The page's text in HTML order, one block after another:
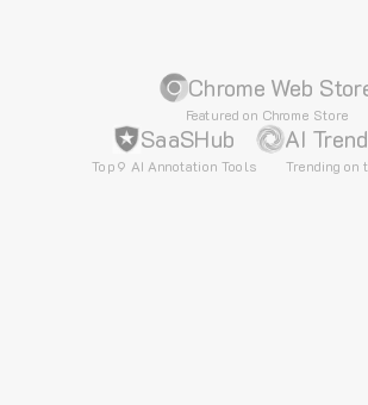
Chrome Web
Featured on Chrome Store
SaaSHub
Top 9 AI Annotation Tools
AI
Trending on